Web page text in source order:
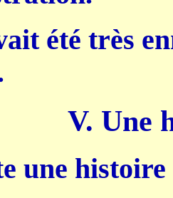
été très
V. Une
une